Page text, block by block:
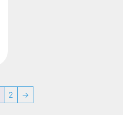
2 →